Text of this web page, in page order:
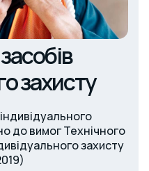
захисту
до вимог Технічного
захисту